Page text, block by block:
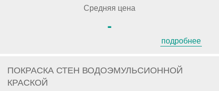
Средняя цена
-
подробнее
ПОКРАСКА СТЕН ВОДОЭМУЛЬСИОННОЙ
КРАСКОЙ